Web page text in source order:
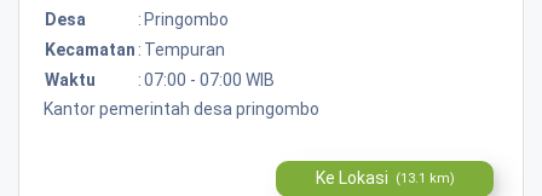
Desa
: Pringombo
Kecamatan : Tempuran
Waktu
:07:00 - 07:00 WIB
Kantor pemerintah desa pringombo
Ke Lokasi (13.1 km)